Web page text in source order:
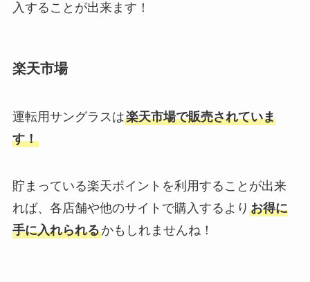
マーロックスが販売中止の理由
る？マツキヨ・ヨドバシ・
入することが出来ます！
楽天市場
運転用サングラスは楽天市場で販売されていま
す！
貯まっている楽天ポイントを利用することが出来
れば、各店舗や他のサイトで購入するより お得に
手に入れられるかもしれませんね！